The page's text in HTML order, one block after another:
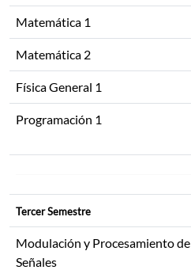
Matemática 1
Matemática 2
Física General 1
Programación 1
Tercer Semestre
Modulación y Procesamiento de
Señales